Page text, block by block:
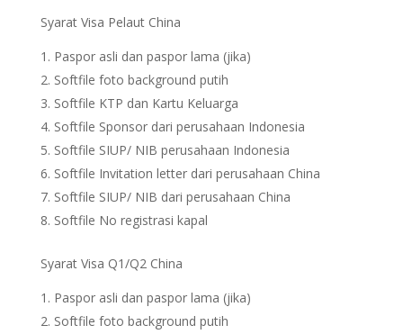
Syarat Visa Pelaut China
Paspor asli dan paspor lama (jika)
Softfile foto background putih
Softfile KTP dan Kartu Keluarga
Softfile Sponsor dari perusahaan Indonesia
Softfile SIUP/ NIB perusahaan Indonesia
Softfile Invitation letter dari perusahaan China
Softfile SIUP/ NIB dari perusahaan China
Softfile No registrasi kapal
Syarat Visa Q1/Q2 China
Paspor asli dan paspor lama (jika)
Softfile foto background putih